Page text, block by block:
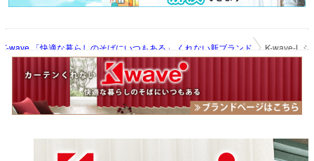
K-wave 「快適な暮らしのそばにいつもある」 くれない新ブランド K-wave-L シ